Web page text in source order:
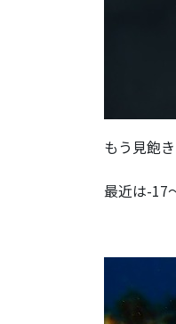
もう見飽
最近は-17